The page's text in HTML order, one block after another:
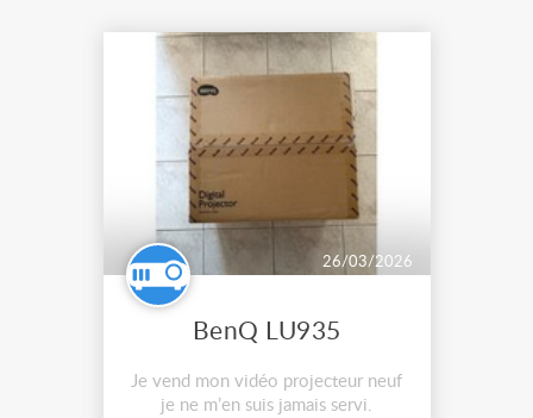
26/03/2026
BenQ LU935
Je vend mon vidéo projecteur neuf
je ne m’en suis jamais servi.